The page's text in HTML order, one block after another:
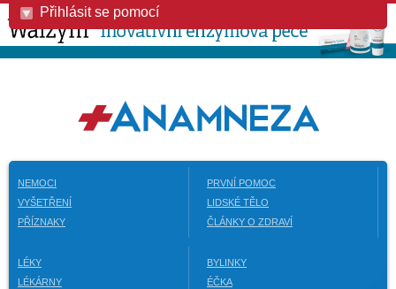
Přihlásit se pomocí
NEMOCI
VYŠETŘENÍ
PŘÍZNAKY
PRVNÍ POMOC
LIDSKÉ TĚLO
ČLÁNKY O ZDRAVÍ
LÉKY
LÉKÁRNY
BYLINKY
ÉČKA